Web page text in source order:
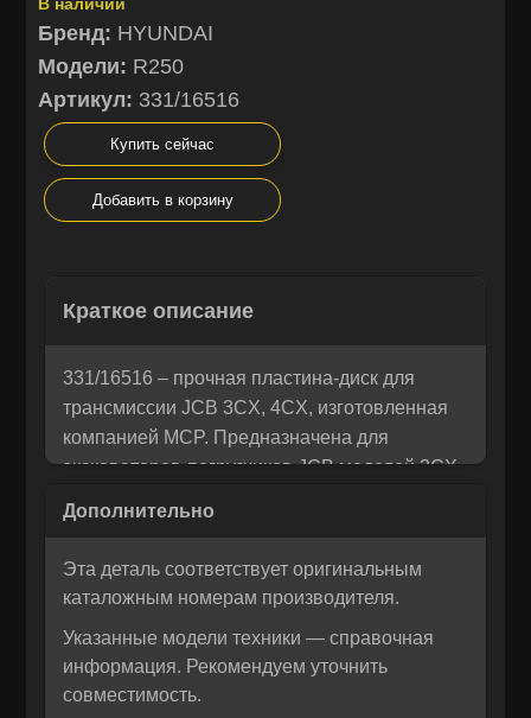
Остались вопросы? Напишите
Мы понимаем, как важно принять правильное решение. Если
вы не уверены в своем выборе или у вас возникли вопросы —
напишите нам, и мы с радостью поможем разобраться и
предложим лучшее решение для вас!
Рассчитать лизинг:
Бренд: HYUNDAI
Модели: R250
Артикул: 331/16516
Купить сейчас
Добавить в корзину
Краткое описание
331/16516 – прочная пластина‑диск для
трансмиссии JCB 3CX, 4CX, изготовленная
компанией MCP. Предназначена для
экскаваторов‑погрузчиков JCB моделей 3CX
обеспечивает надёжную работу трансмиссии.
Пластина (артикул 331/16516, также известна
высококачественной стали, полностью
соответствует техническим требованиям
OEM‑производителей и гарантирует
Эта деталь соответствует оригинальным
каталожным номерам производителя.
Указанные модели техники — справочная
информация. Рекомендуем уточнить
совместимость.